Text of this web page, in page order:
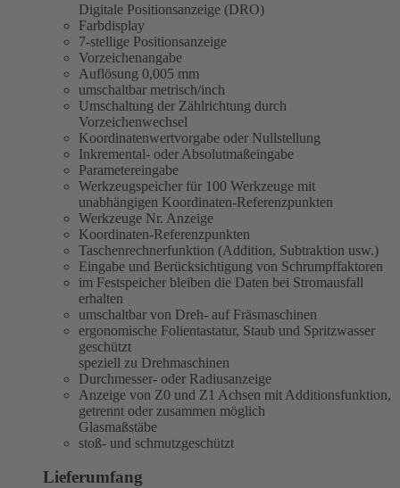
Digitale Positionsanzeige (DRO)
Farbdisplay
7-stellige Positionsanzeige
Vorzeichenangabe
Auflösung 0,005 mm
umschaltbar metrisch/inch
Umschaltung der Zählrichtung durch
Vorzeichenwechsel
Koordinatenwertvorgabe oder Nullstellung
Inkremental- oder Absolutmaßeingabe
Parametereingabe
Werkzeugspeicher für 100 Werkzeuge mit
unabhängigen Koordinaten-Referenzpunkten
Werkzeuge Nr. Anzeige
Koordinaten-Referenzpunkten
Taschenrechnerfunktion (Addition, Subtraktion usw.)
Eingabe und Berücksichtigung von Schrumpffaktoren
im Festspeicher bleiben die Daten bei Stromausfall
erhalten
umschaltbar von Dreh- auf Fräsmaschinen
ergonomische Folientastatur, Staub und Spritzwasser
geschützt
speziell zu Drehmaschinen
Durchmesser- oder Radiusanzeige
Anzeige von Z0 und Z1 Achsen mit Additionsfunktion,
getrennt oder zusammen möglich
Glasmaßstäbe
stoß- und schmutzgeschützt
Lieferumfang